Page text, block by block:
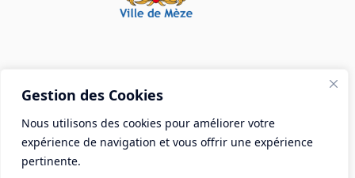
Gestion des Cookies
Nous utilisons des cookies pour améliorer votre
expérience de navigation et vous offrir une expérience
pertinente.
Mairie de Mèze
Place Aristide Briand - BP 28 34140 Mèze
Tél :04 67 18 30 30
Mail :